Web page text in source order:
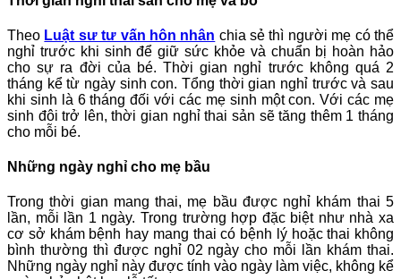
Theo Luật sư tư vấn hôn nhân chia sẻ thì người mẹ có thể
nghỉ trước khi sinh để giữ sức khỏe và chuẩn bị hoàn hảo
cho sự ra đời của bé. Thời gian nghỉ trước không quá 2
tháng kể từ ngày sinh con. Tổng thời gian nghỉ trước và sau
khi sinh là 6 tháng đối với các mẹ sinh một con. Với các mẹ
sinh đôi trở lên, thời gian nghỉ thai sản sẽ tăng thêm 1 tháng
cho mỗi bé.
Những ngày nghỉ cho mẹ bầu
Trong thời gian mang thai, mẹ bầu được nghỉ khám thai 5
lần, mỗi lần 1 ngày. Trong trường hợp đặc biệt như nhà xa
cơ sở khám bệnh hay mang thai có bệnh lý hoặc thai không
bình thường thì được nghỉ 02 ngày cho mỗi lần khám thai.
Những ngày nghỉ này được tính vào ngày làm việc, không kể